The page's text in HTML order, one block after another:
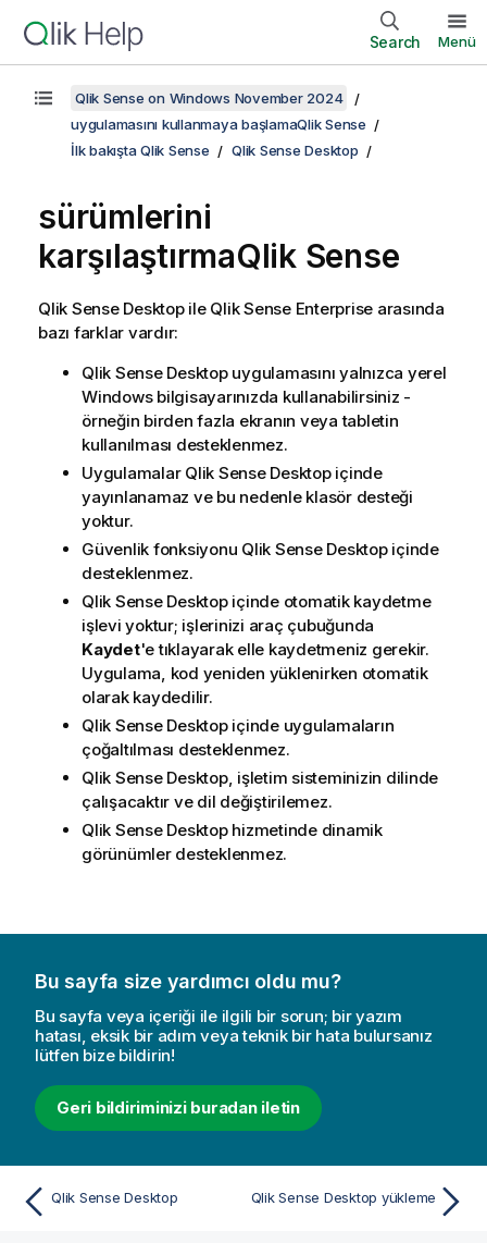
Search Menü
Qlik Sense on Windows November 2024
uygulamasını kullanmaya başlamaQlik Sense
İlk bakışta Qlik Sense
Qlik Sense Desktop
sürümlerini
karşılaştırmaQlik Sense
Qlik Sense Desktopile Qlik Sense Enterprise arasında
bazı farklar vardır:
Qlik Sense Desktopuygulamasını yalnızca yerel
Windowsbilgisayarınızda kullanabilirsiniz -
örneğin birden fazla ekranın veya tabletin
kullanılması desteklenmez.
Uygulamalar Qlik Sense Desktopiçinde
yayınlanamaz ve bu nedenle klasör desteği
yoktur.
Güvenlik fonksiyonu Qlik Sense Desktopiçinde
desteklenmez.
Qlik Sense Desktopiçinde otomatik kaydetme
işlevi yoktur; işlerinizi araç çubuğunda
Kaydet'e tıklayarak elle kaydetmeniz gerekir.
Uygulama, kod yeniden yüklenirken otomatik
olarak kaydedilir.
Qlik Sense Desktopiçinde uygulamaların
çoğaltılması desteklenmez.
Qlik Sense Desktop, işletim sisteminizin dilinde
çalışacaktır ve dil değiştirilemez.
Qlik Sense Desktophizmetinde dinamik
görünümler desteklenmez.
Bu sayfa size yardımcı oldu mu?
Bu sayfa veya içeriği ile ilgili bir sorun; bir yazım
hatası, eksik bir adım veya teknik bir hata bulursanız
lütfen bize bildirin!
Geri bildiriminizi buradan iletin
Qlik Sense Desktop Qlik Sense Desktop yükleme